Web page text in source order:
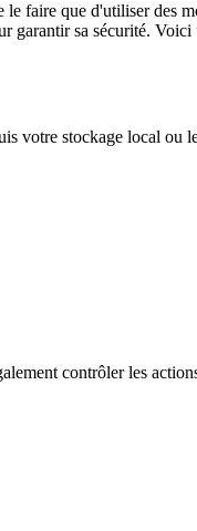
faire que d'utiliser des
sa sécurité.
votre stockage local
contrôler les